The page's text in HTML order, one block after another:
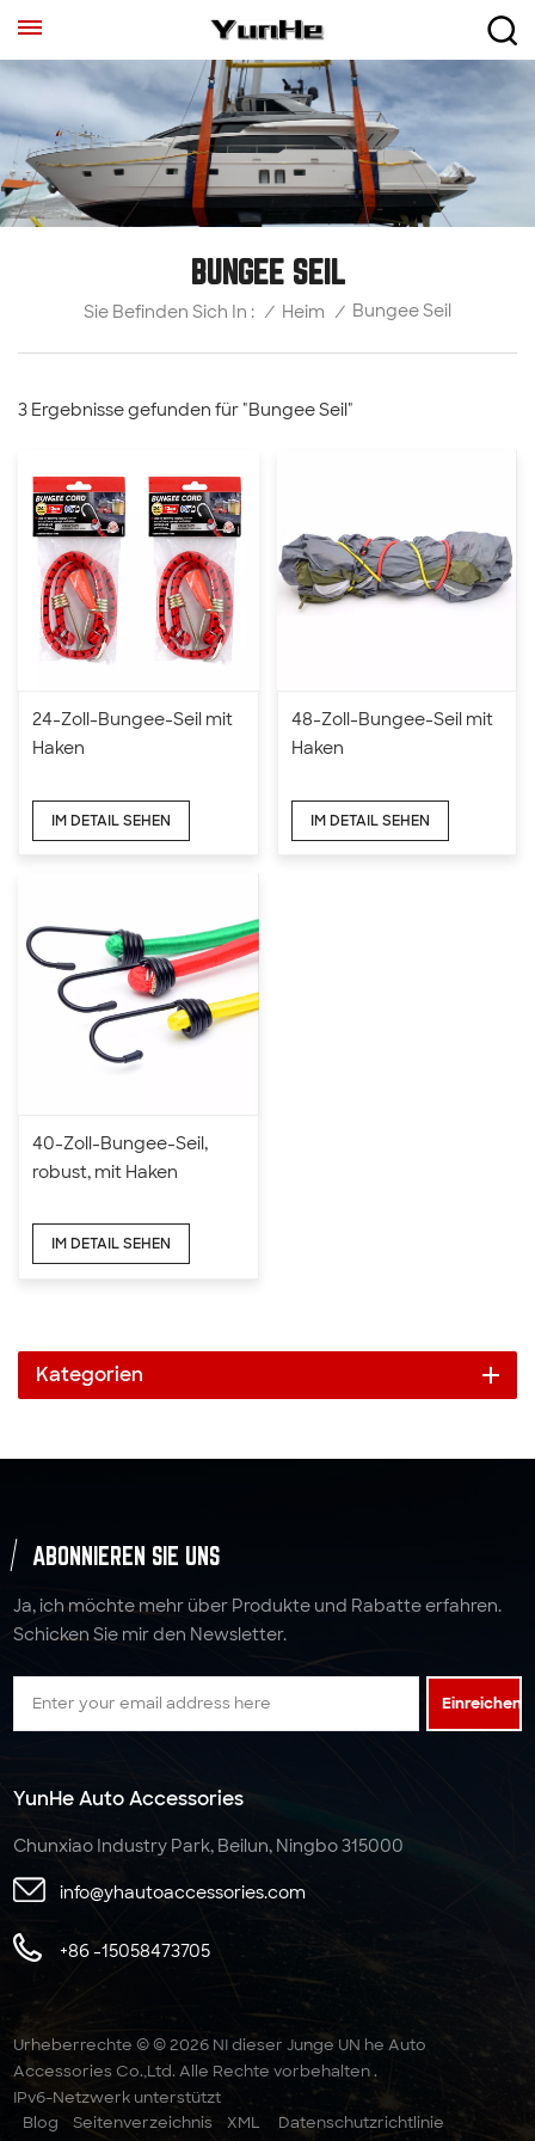
BUNGEE SEIL
Sie Befinden Sich In : / Heim / Bungee Seil
3 Ergebnisse gefunden für "Bungee Seil"
24-Zoll-Bungee-Seil mit
Haken
IM DETAIL SEHEN
48-Zoll-Bungee-Seil mit
Haken
IM DETAIL SEHEN
40-Zoll-Bungee-Seil,
robust, mit Haken
IM DETAIL SEHEN
Kategorien
ABONNIEREN SIE UNS
Ja, ich möchte mehr über Produkte und Rabatte erfahren.
Schicken Sie mir den Newsletter.
Einreichen
YunHe Auto Accessories
Chunxiao Industry Park, Beilun, Ningbo 315000
info@yhautoaccessories.com
+86 -15058473705
Urheberrechte © © 2026 NI dieser Junge UN he Auto
Accessories Co.,Ltd. Alle Rechte vorbehalten .
IPv6-Netzwerk unterstützt
Blog
Seitenverzeichnis XML Datenschutzrichtlinie